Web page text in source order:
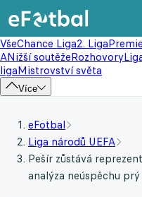
VšeChance Liga2. Liga
ANižší soutěžeRozhovory
ligaMistrovství světa
Více
eFotbal
Liga národů UEFA
Pešír zůstává
analýza neúspěchu